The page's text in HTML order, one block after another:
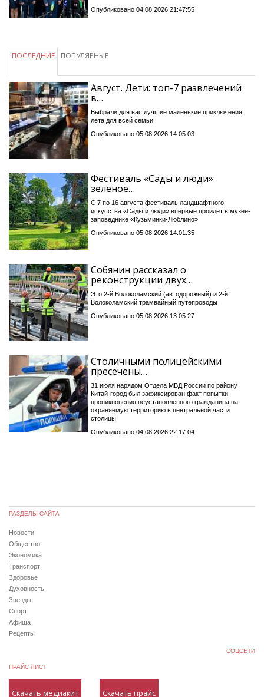
Опубликовано 04.08.2026 21:47:55
ПОСЛЕДНИЕ ПОПУЛЯРНЫЕ
Август. Дети: топ-7 развлечений
в…
Выбрали для вас лучшие маленькие приключения
лета для всей семьи
Опубликовано 05.08.2026 14:05:03
Фестиваль «Сады и люди»:
зеленое…
С 7 по 16 августа фестиваль ландшафтного
искусства «Сады и люди» впервые пройдет в музее-
заповеднике «Кузьминки-Люблино»
Опубликовано 05.08.2026 14:01:35
Собянин рассказал о
реконструкции двух…
Это 2-й Волоколамский (автодорожный) и 2-й
Волоколамский трамвайный путепроводы
Опубликовано 05.08.2026 13:05:27
Столичными полицейскими
пресечены…
31 июля нарядом Отдела МВД России по району
Китай-город был зафиксирован факт попытки
проникновения неустановленного гражданина на
охраняемую территорию в центральной части
столицы
Опубликовано 04.08.2026 22:17:04
РАЗДЕЛЫ САЙТА
Новости
Общество
Экономика
Транспорт
Здоровье
Духовность
Звезды
Спорт
Афиша
Рецепты
СОЦСЕТИ
ПРАЙС ЛИСТ
Скачать медиакит Скачать прайс